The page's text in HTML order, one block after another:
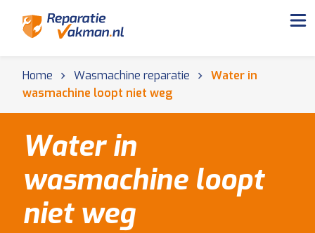
Home Wasmachine reparatie
Water in
wasmachine loopt niet weg
Water in
wasmachine loopt
niet weg